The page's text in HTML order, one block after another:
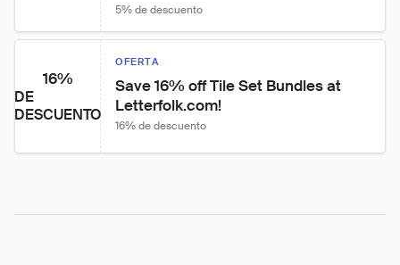
5% de descuento
16%
DE
DESCUENTO
OFERTA
Save 16% off Tile Set Bundles at
Letterfolk.com!
16% de descuento